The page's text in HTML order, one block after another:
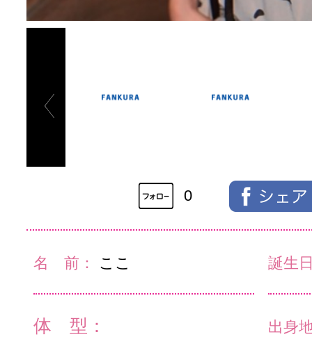
0
名 前： ここ 誕生
体 型： 出身